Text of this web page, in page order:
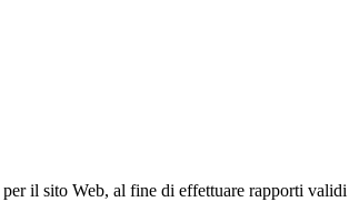
il sito Web, al fine di effettuare rapporti